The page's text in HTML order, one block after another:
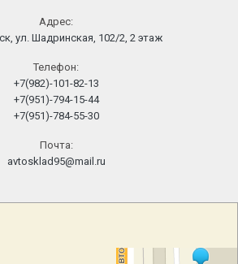
Адрес:
ул. Шадринская, 102/2, 2 этаж
Телефон:
+7(982)-101-82-13
+7(951)-794-15-44
+7(951)-784-55-30
Почта:
avtosklad95@mail.ru